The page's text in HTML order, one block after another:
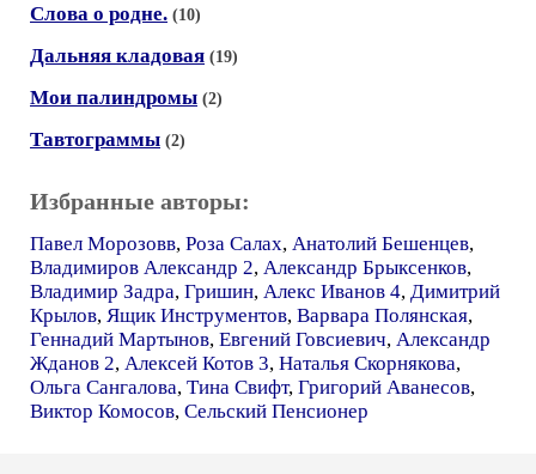
Слова о родне. (10)
Дальняя кладовая (19)
Мои палиндромы (2)
Тавтограммы (2)
Избранные авторы:
Павел Морозовв, Роза Салах, Анатолий Бешенцев,
Владимиров Александр 2, Александр Брыксенков,
Владимир Задра, Гришин, Алекс Иванов 4, Димитрий
Крылов, Ящик Инструментов, Варвара Полянская,
Геннадий Мартынов, Евгений Говсиевич, Александр
Жданов 2, Алексей Котов 3, Наталья Скорнякова,
Ольга Сангалова, Тина Свифт, Григорий Аванесов,
Виктор Комосов, Сельский Пенсионер